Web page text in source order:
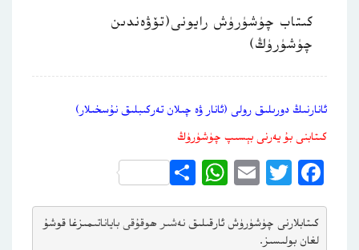
كىتاب چۈشۈرۈش رايونى(تۆۋەندىن
چۈشۈرۈڭ)
ئانارنىڭ دورىلىق رولى (ئانار ۋە چىلان تەركىبلىق نۇسخىلار)
كىتابنى بۇ يەرنى بېسىپ چۈشۈرۈڭ
Facebook
Twitter
Email
WhatsApp
Share
كىتابلارنى چۈشۈرۈش ئارقىلىق نەشىر ھوقۇقى باياناتىمىزغا قوشۇ
لغان بولىسىز.